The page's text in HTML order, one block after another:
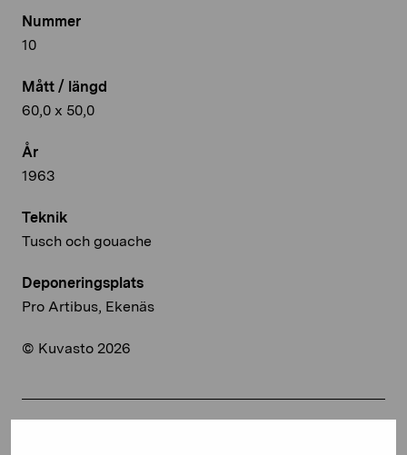
Nummer
10
Mått / längd
60,0 x 50,0
År
1963
Teknik
Tusch och gouache
Deponeringsplats
Pro Artibus, Ekenäs
© Kuvasto 2026